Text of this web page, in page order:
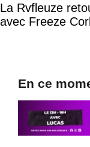
La Rvfleuze
avec Freeze
En ce